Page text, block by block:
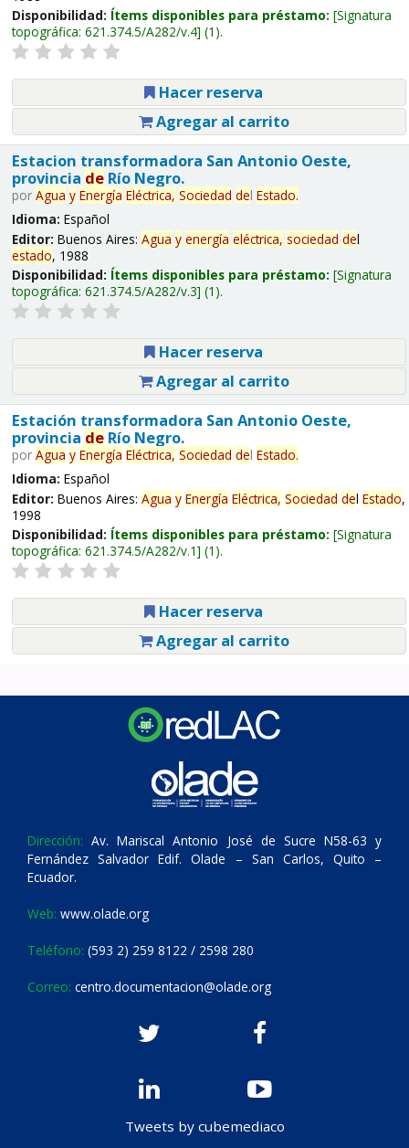
Disponibilidad: Ítems disponibles para préstamo: Signatura
topográfica: 621.374.5/A282/v.4 (1).
Hacer reserva
Agregar al carrito
Estacion transformadora San Antonio Oeste,
provincia deRío Negro.
por Agua y Energía Eléctrica, Sociedad del Estado.
Idioma: Español
Editor: Buenos Aires: Agua y energía eléctrica, sociedad del
estado, 1988
Disponibilidad: Ítems disponibles para préstamo: Signatura
topográfica: 621.374.5/A282/v.3 (1).
Hacer reserva
Agregar al carrito
Estación transformadora San Antonio Oeste,
provincia deRío Negro.
por Agua y Energía Eléctrica, Sociedad del Estado.
Idioma: Español
Editor: Buenos Aires: Agua y Energía Eléctrica, Sociedad del Estado,
1998
Disponibilidad: Ítems disponibles para préstamo: Signatura
topográfica: 621.374.5/A282/v.1 (1).
Hacer reserva
Agregar al carrito
Dirección: Av. Mariscal Antonio José de Sucre N58-63 y
Fernández Salvador Edif. Olade – San Carlos, Quito –
Ecuador.
Web: www.olade.org
Teléfono: (593 2) 259 8122 / 2598 280
Correo: centro.documentacion@olade.org
Tweets by cubemediaco